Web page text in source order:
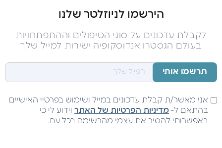
הירשמו לניוזלטר שלנו
לקבלת עדכונים על סוגי הטיפולים וההתפתחויות
בעולם הגסטרו אנדוסקופיה ישירות למייל שלך
אני מאשר/ת קבלת עדכונים במייל ושימוש בפרטיי האישיים
בהתאם ל- מדיניות הפרטיות של האתר וידוע לי כי
באפשרותי להסיר את עצמי מהרשימה בכל עת.